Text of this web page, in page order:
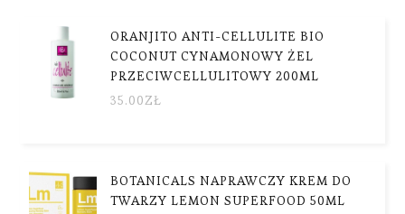
ORANJITO ANTI-CELLULITE BIO
COCONUT CYNAMONOWY ŻEL
PRZECIWCELLULITOWY 200ML
35.00ZŁ
BOTANICALS NAPRAWCZY KREM DO
TWARZY LEMON SUPERFOOD 50ML